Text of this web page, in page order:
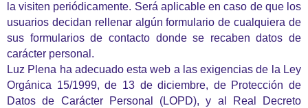
la visiten periódicamente. Será aplicable en caso de que los
usuarios decidan rellenar algún formulario de cualquiera de
sus formularios de contacto donde se recaben datos de
carácter personal.
Luz Plena ha adecuado esta web a las exigencias de la Ley
Orgánica 15/1999, de 13 de diciembre, de Protección de
Datos de Carácter Personal (LOPD), y al Real Decreto